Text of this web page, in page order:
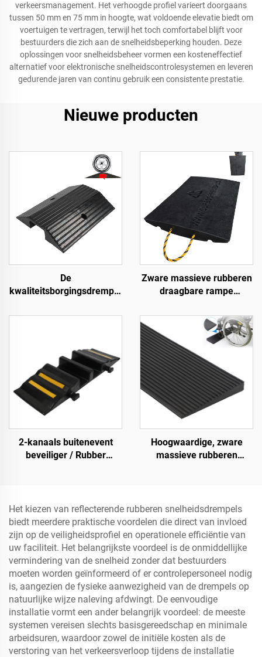
verkeersmanagement. Het verhoogde profiel varieert doorgaans
tussen 50 mm en 75 mm in hoogte, wat voldoende elevatie biedt om
voertuigen te vertragen, terwijl het toch comfortabel blijft voor
bestuurders die zich aan de snelheidsbeperking houden. Deze
oplossingen voor snelheidsbeheer vormen een kosteneffectief
alternatief voor elektronische snelheidscontrolesystemen en leveren
gedurende jaren van continu gebruik een consistente prestatie.
Nieuwe producten
De
kwaliteitsborgingsdrempel
langs de weg
Zware massieve rubberen
draagbare rampe
toegangsweg product voor
betere toegang tot wegen
2-kanaals buitenevent
beveiliger / Rubber
Hoogwaardige, zware
massieve rubberen
Het kiezen van reflecterende rubberen snelheidsdrempels
biedt meerdere praktische voordelen die direct van invloed
zijn op de veiligheidsprofiel en operationele efficiëntie van
uw faciliteit. Het belangrijkste voordeel is de onmiddellijke
vermindering van de snelheid zonder dat bestuurders
moeten worden geïnformeerd of er controlepersoneel nodig
is, aangezien de fysieke aanwezigheid van de drempels op
natuurlijke wijze naleving afdwingt. De eenvoudige
installatie vormt een ander belangrijk voordeel: de meeste
systemen vereisen slechts basisgereedschap en minimale
arbeidsuren, waardoor zowel de initiële kosten als de
verstoring van het verkeersverloop tijdens de installatie